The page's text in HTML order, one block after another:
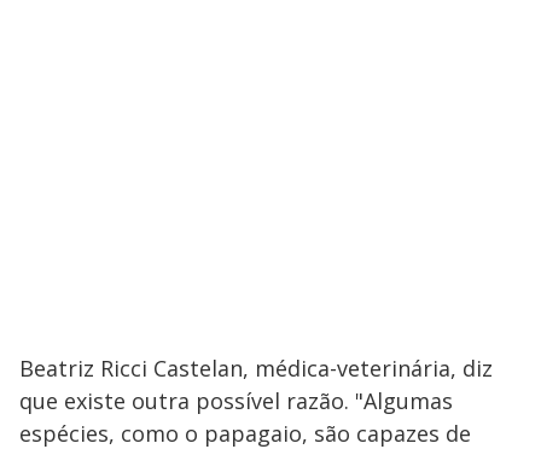
Beatriz Ricci Castelan, médica-veterinária, diz
que existe outra possível razão. "Algumas
espécies, como o papagaio, são capazes de